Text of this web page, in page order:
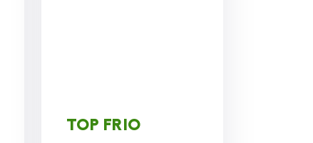
TOP FRIO